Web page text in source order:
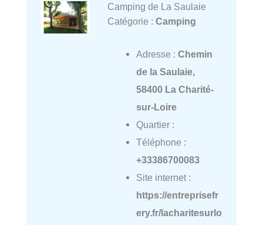
Camping de La Saulaie
Catégorie : Camping
Adresse : Chemin
de la Saulaie,
58400 La Charité-
sur-Loire
Quartier :
Téléphone :
+33386700083
Site internet :
https://entreprisefr
ery.fr/lacharitesurlo